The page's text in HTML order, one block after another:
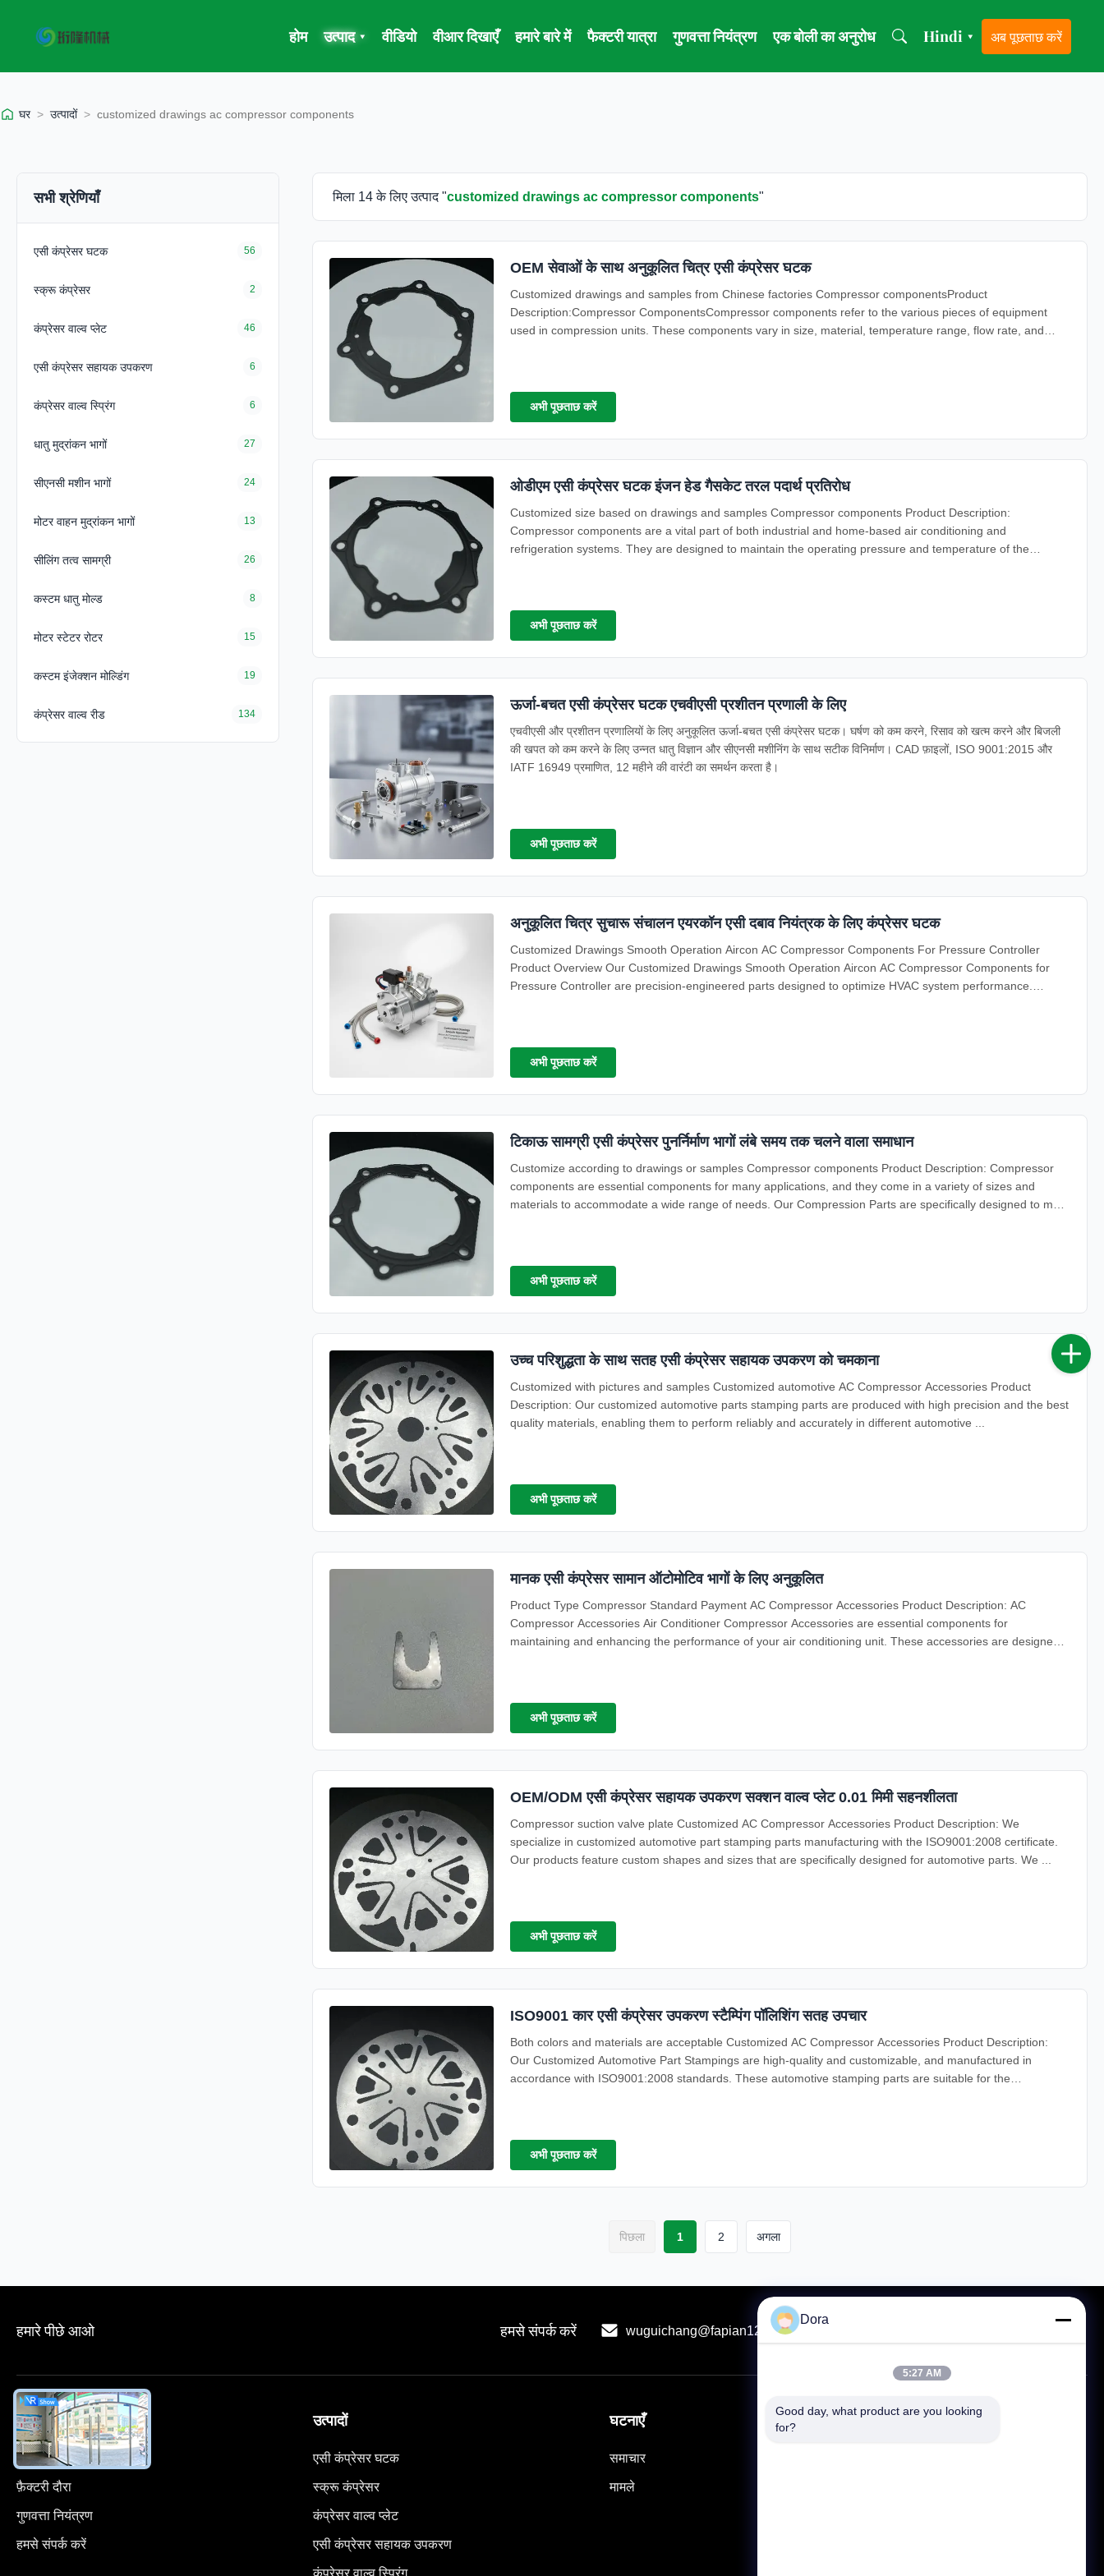
होम उत्पाद ▾ वीडियो वीआर दिखाएँ हमारे बारे में फैक्टरी यात्रा गुणवत्ता नियंत्रण एक बोली का अनुरोध Hindi ▾ अब पूछताछ करें
घर > उत्पादों > customized drawings ac compressor components
सभी श्रेणियाँ
एसी कंप्रेसर घटक 56
स्क्रू कंप्रेसर 2
कंप्रेसर वाल्व प्लेट 46
एसी कंप्रेसर सहायक उपकरण 6
कंप्रेसर वाल्व स्प्रिंग 6
धातु मुद्रांकन भागों 27
सीएनसी मशीन भागों 24
मोटर वाहन मुद्रांकन भागों 13
सीलिंग तत्व सामग्री 26
कस्टम धातु मोल्ड 8
मोटर स्टेटर रोटर 15
कस्टम इंजेक्शन मोल्डिंग 19
कंप्रेसर वाल्व रीड 134
मिला 14 के लिए उत्पाद "customized drawings ac compressor components"
OEM सेवाओं के साथ अनुकूलित चित्र एसी कंप्रेसर घटक
Customized drawings and samples from Chinese factories Compressor componentsProduct
Description:Compressor ComponentsCompressor components refer to the various pieces of equipment
used in compression units. These components vary in size, material, temperature range, flow rate, and
अभी पूछताछ करें
ओडीएम एसी कंप्रेसर घटक इंजन हेड गैसकेट तरल पदार्थ प्रतिरोध
Customized size based on drawings and samples Compressor components Product Description:
Compressor components are a vital part of both industrial and home-based air conditioning and
refrigeration systems. They are designed to maintain the operating pressure and temperature of the
अभी पूछताछ करें
ऊर्जा-बचत एसी कंप्रेसर घटक एचवीएसी प्रशीतन प्रणाली के लिए
एचवीएसी और प्रशीतन प्रणालियों के लिए अनुकूलित ऊर्जा-बचत एसी कंप्रेसर घटक। घर्षण को कम करने, रिसाव को खत्म करने और बिजली
की खपत को कम करने के लिए उन्नत धातु विज्ञान और सीएनसी मशीनिंग के साथ सटीक विनिर्माण। CAD फ़ाइलों, ISO 9001:2015 और
IATF 16949 प्रमाणित, 12 महीने की वारंटी का समर्थन करता है।
अभी पूछताछ करें
अनुकूलित चित्र सुचारू संचालन एयरकॉन एसी दबाव नियंत्रक के लिए कंप्रेसर घटक
Customized Drawings Smooth Operation Aircon AC Compressor Components For Pressure Controller
Product Overview Our Customized Drawings Smooth Operation Aircon AC Compressor Components for
Pressure Controller are precision-engineered parts designed to optimize HVAC system performance.
अभी पूछताछ करें
टिकाऊ सामग्री एसी कंप्रेसर पुनर्निर्माण भागों लंबे समय तक चलने वाला समाधान
Customize according to drawings or samples Compressor components Product Description: Compressor
components are essential components for many applications, and they come in a variety of sizes and
materials to accommodate a wide range of needs. Our Compression Parts are specifically designed to meet
अभी पूछताछ करें
उच्च परिशुद्धता के साथ सतह एसी कंप्रेसर सहायक उपकरण को चमकाना
Customized with pictures and samples Customized automotive AC Compressor Accessories Product
Description: Our customized automotive parts stamping parts are produced with high precision and the best
quality materials, enabling them to perform reliably and accurately in different automotive ...
अभी पूछताछ करें
मानक एसी कंप्रेसर सामान ऑटोमोटिव भागों के लिए अनुकूलित
Product Type Compressor Standard Payment AC Compressor Accessories Product Description: AC
Compressor Accessories Air Conditioner Compressor Accessories are essential components for
maintaining and enhancing the performance of your air conditioning unit. These accessories are designed
अभी पूछताछ करें
OEM/ODM एसी कंप्रेसर सहायक उपकरण सक्शन वाल्व प्लेट 0.01 मिमी सहनशीलता
Compressor suction valve plate Customized AC Compressor Accessories Product Description: We
specialize in customized automotive part stamping parts manufacturing with the ISO9001:2008 certificate.
Our products feature custom shapes and sizes that are specifically designed for automotive parts. We ...
अभी पूछताछ करें
ISO9001 कार एसी कंप्रेसर उपकरण स्टैम्पिंग पॉलिशिंग सतह उपचार
Both colors and materials are acceptable Customized AC Compressor Accessories Product Description:
Our Customized Automotive Part Stampings are high-quality and customizable, and manufactured in
accordance with ISO9001:2008 standards. These automotive stamping parts are suitable for the
अभी पूछताछ करें
पिछला 1 2 अगला
हमारे पीछे आओ हमसे संपर्क करें wuguichang@fapian123.com
हमारे बारे में
कंपनी प्रोफाइल
फ़ैक्टरी दौरा
गुणवत्ता नियंत्रण
हमसे संपर्क करें
उत्पादों
एसी कंप्रेसर घटक
स्क्रू कंप्रेसर
कंप्रेसर वाल्व प्लेट
एसी कंप्रेसर सहायक उपकरण
कंप्रेसर वाल्व स्प्रिंग
घटनाएँ
समाचार
मामले
त्वरित लिंक
Dora
5:27 AM
Good day, what product are you looking
for?